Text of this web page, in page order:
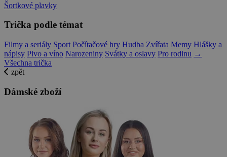
Šortkové plavky
Trička podle témat
Filmy a seriály Sport Počítačové hry Hudba Zvířata Memy Hlášky a
nápisy Pivo a víno Narozeniny Svátky a oslavy Pro rodinu →
Všechna trička
zpět
Dámské zboží